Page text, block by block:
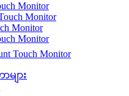
Monitor
Monitor
Monitor
Monitor
Touch Monitor
များ